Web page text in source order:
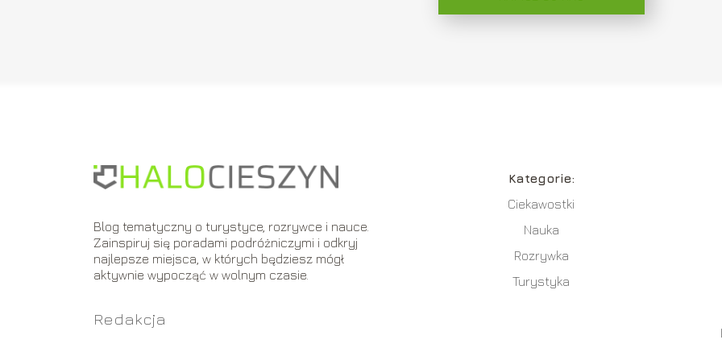
Blog tematyczny o turystyce, rozrywce i nauce.
Zainspiruj się poradami podróżniczymi i odkryj
najlepsze miejsca, w których będziesz mógł
aktywnie wypocząć w wolnym czasie.
Redakcja
Kategorie:
Ciekawostki
Nauka
Rozrywka
Turystyka